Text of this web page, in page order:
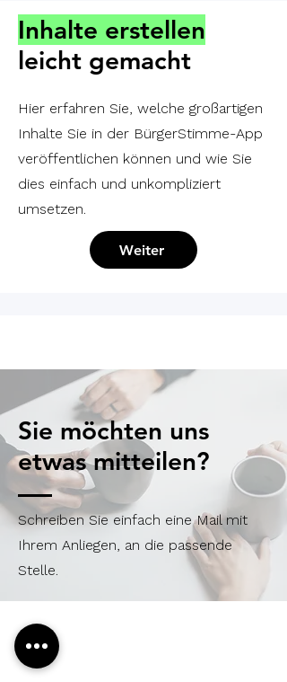
Inhalte erstellen
leicht gemacht
Hier erfahren Sie, welche großartigen
Inhalte Sie in der BürgerStimme-App
veröffentlichen können und wie Sie
dies einfach und unkompliziert
umsetzen.
Weiter
Sie möchten uns
etwas mitteilen?
Schreiben Sie einfach eine Mail mit
Ihrem Anliegen, an die passende
Stelle.